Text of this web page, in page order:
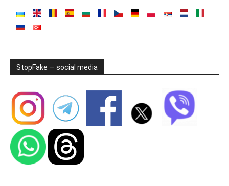
StopFake — social media